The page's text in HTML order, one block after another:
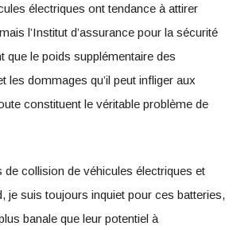
électriques ont tendance à attirer
l’Institut d’assurance pour la sécurité
que le poids supplémentaire des
les dommages qu’il peut infliger aux
constituent le véritable problème de
de collision de véhicules électriques et
je suis toujours inquiet pour ces batteries,
banale que leur potentiel à